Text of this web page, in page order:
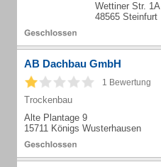
Wettiner Str. 1A
48565 Steinfurt
AB Dachbau GmbH
1 Bewertung
Trockenbau
Alte Plantage 9
15711 Königs Wusterhausen